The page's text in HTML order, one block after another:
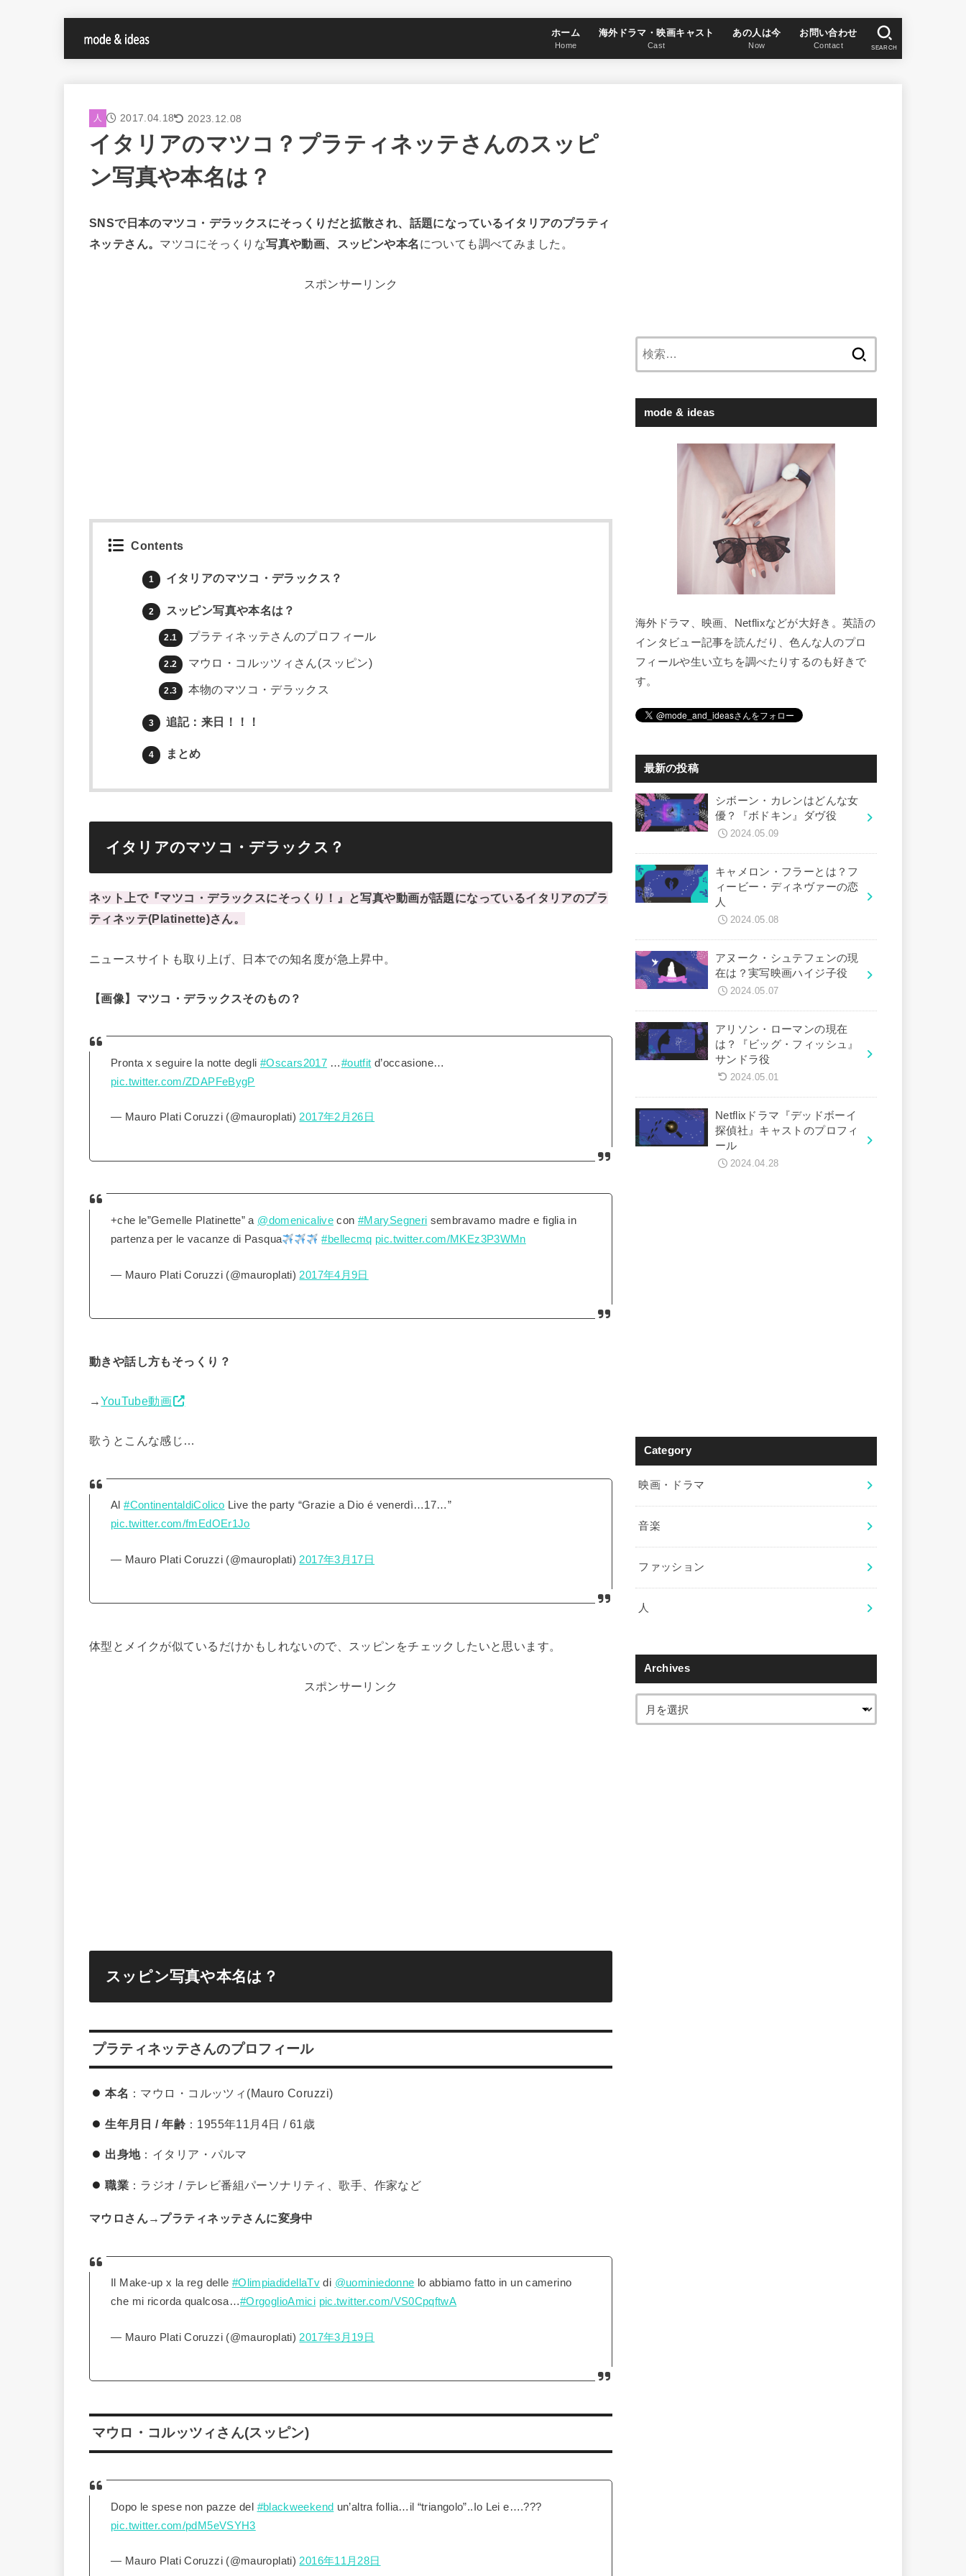
ホーム
Home
海外ドラマ・映画キャスト
Cast
あの人は今
Now
お問い合わせ
Contact SEARCH
人 2017.04.18 2023.12.08
イタリアのマツコ？プラティネッテさんのスッピ
ン写真や本名は？
SNSで日本のマツコ・デラックスにそっくりだと拡散され、話題になっているイタリアのプラティ
ネッテさん。 マツコにそっくりな写真や動画、スッピンや本名 についても調べてみました。
スポンサーリンク
Contents
1 イタリアのマツコ・デラックス？
2 スッピン写真や本名は？
2.1 プラティネッテさんのプロフィール
2.2 マウロ・コルッツィさん(スッピン)
2.3 本物のマツコ・デラックス
3 追記：来日！！！
4 まとめ
イタリアのマツコ・デラックス？
ネット上で『マツコ・デラックスにそっくり！』と写真や動画が話題になっているイタリアのプラ
ティネッテ(Platinette)さん。
ニュースサイトも取り上げ、日本での知名度が急上昇中。
【画像】マツコ・デラックスそのもの？
Pronta x seguire la notte degli #Oscars2017 …#outfit d’occasione…
pic.twitter.com/ZDAPFeBygP
— Mauro Plati Coruzzi (@mauroplati)2017年2月26日
+che le”Gemelle Platinette” a @domenicalive con #MarySegneri sembravamo madre e figlia in
partenza per le vacanze di Pasqua
#bellecmq pic.twitter.com/MKEz3P3WMn
— Mauro Plati Coruzzi (@mauroplati) 2017年4月9日
動きや話し方もそっくり？
→YouTube動画
歌うとこんな感じ…
Al#ContinentaldiColico Live the party “Grazie a Dio é venerdì…17…”
pic.twitter.com/fmEdOEr1Jo
— Mauro Plati Coruzzi (@mauroplati) 2017年3月17日
体型とメイクが似ているだけかもしれないので、スッピンをチェックしたいと思います。
スポンサーリンク
スッピン写真や本名は？
プラティネッテさんのプロフィール
本名 ：マウロ・コルッツィ(Mauro Coruzzi)
生年月日 / 年齢：1955年11月4日 / 61歳
出身地：イタリア・パルマ
職業 ：ラジオ / テレビ番組パーソナリティ、歌手、作家など
マウロさん→プラティネッテさんに変身中
Il Make-up x la reg delle #OlimpiadidellaTv di @uominiedonne lo abbiamo fatto in un camerino
che mi ricorda qualcosa…#OrgoglioAmici pic.twitter.com/VS0CpqftwA
— Mauro Plati Coruzzi (@mauroplati) 2017年3月19日
マウロ・コルッツィさん(スッピン)
Dopo le spese non pazze del #blackweekend un’altra follia…il “triangolo”..Io Lei e….???
pic.twitter.com/pdM5eVSYH3
— Mauro Plati Coruzzi (@mauroplati)2016年11月28日
mode & ideas
海外ドラマ、映画、Netflixなどが大好き。英語の
インタビュー記事を読んだり、色んな人のプロ
フィールや生い立ちを調べたりするのも好きで
す。
最新の投稿
シボーン・カレンはどんな女
優？『ボドキン』ダヴ役
2024.05.09
キャメロン・フラーとは？フ
ィービー・ディネヴァーの恋
人
2024.05.08
アヌーク・シュテフェンの現
在は？実写映画ハイジ子役
2024.05.07
アリソン・ローマンの現在
は？『ビッグ・フィッシュ』
サンドラ役
2024.05.01
Netflixドラマ『デッドボーイ
探偵社』キャストのプロフィ
ール
2024.04.28
Category
映画・ドラマ
音楽
ファッション
人
Archives